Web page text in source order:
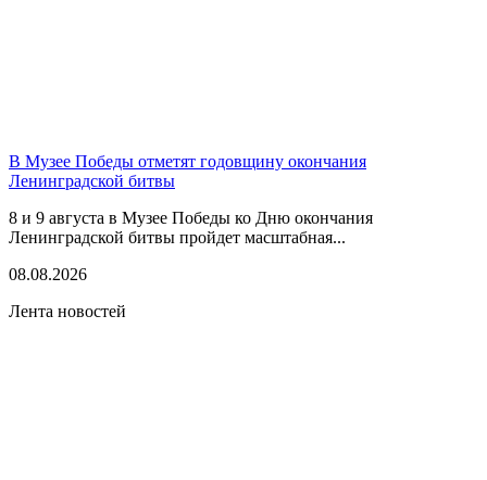
В Музее Победы отметят годовщину окончания
Ленинградской битвы
8 и 9 августа в Музее Победы ко Дню окончания
Ленинградской битвы пройдет масштабная...
08.08.2026
Лента новостей